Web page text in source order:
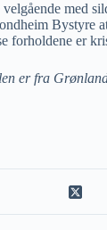
velgående med
Bystyre
forholdene er
er fra